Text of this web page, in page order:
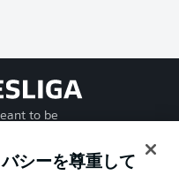
to be
シーを尊重して